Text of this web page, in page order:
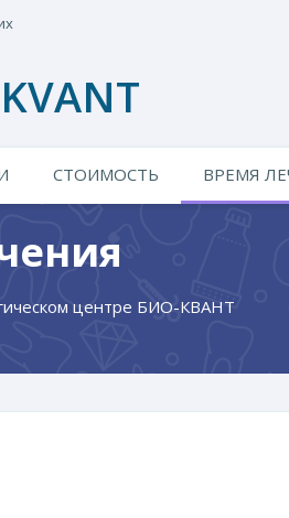
СТОИМОСТЬ ВРЕМЯ
центре БИО-КВАНТ